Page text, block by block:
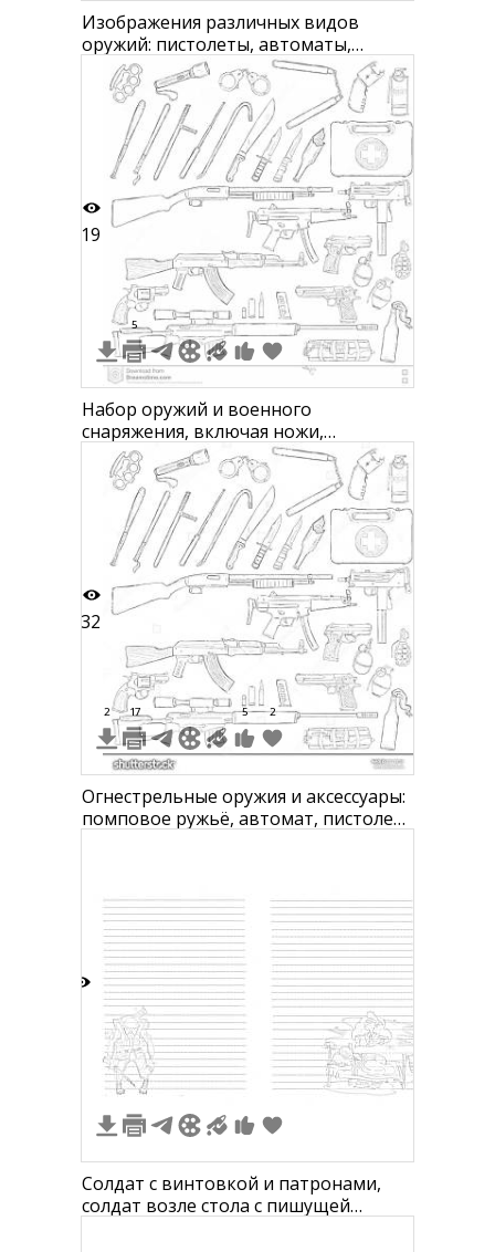
Изображения различных видов
оружий: пистолеты, автоматы,
винтовки, штык-нож, гранатомет и
патроны
19
5
Набор оружий и военного
снаряжения, включая ножи,
пистолеты, автоматы, винтовки,
гранаты, наручники, дубинки,
аптечку, фонарик, кастет
32
2 17 5 2
Огнестрельные оружия и аксессуары:
помповое ружьё, автомат, пистолет-
аптечка, радиостанция, наручники,
дубинка, фонарик, патроны,
глушитель, рация, дымовая шаш
Солдат с винтовкой и патронами,
солдат возле стола с пишущей